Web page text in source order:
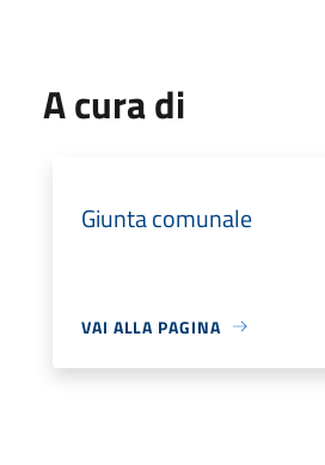
A cura di
Giunta comunale
VAI ALLA PAGINA